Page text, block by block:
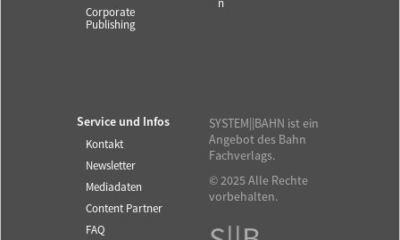
Corporate
Publishing
n
Service und Infos
Kontakt
Newsletter
Mediadaten
Content Partner
FAQ
SYSTEM||BAHN ist ein
Angebot des Bahn
Fachverlags.
© 2025 Alle Rechte
vorbehalten.